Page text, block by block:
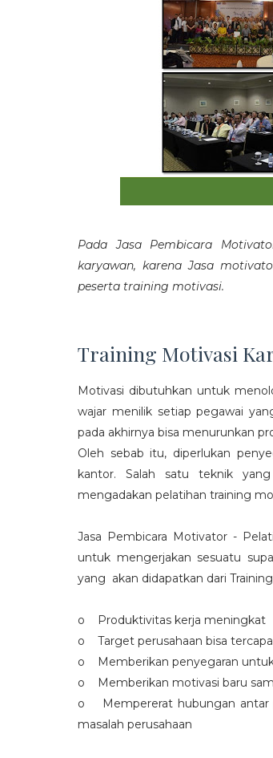
Pada Jasa Pembicara
karyawan, karena Jasa
peserta training motivasi.
Training Motivasi
Motivasi dibutuhkan untuk
wajar menilik setiap pegawai
pada akhirnya bisa menurunkan
Oleh sebab itu, diperlukan
kantor. Salah satu teknik
mengadakan pelatihan training
Jasa Pembicara Motivator -
untuk mengerjakan sesuatu
yang akan didapatkan dari
o Produktivitas kerja meningkat
o Target perusahaan bisa
o Memberikan penyegaran
o Memberikan motivasi baru
o Mempererat hubungan antar
masalah perusahaan